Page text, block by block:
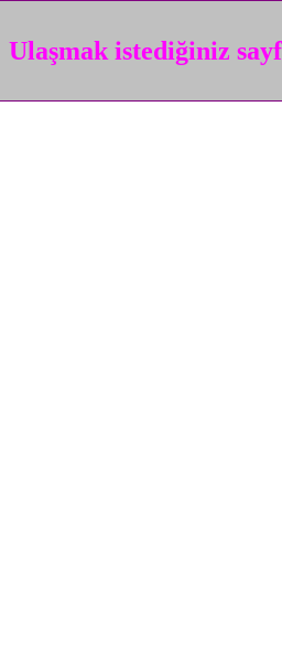
Ulaşmak istediğiniz